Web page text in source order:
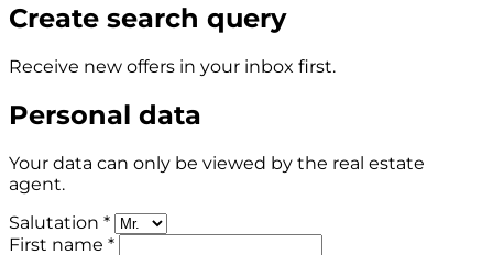
Create search query
Receive new offers in your inbox first.
Personal data
Your data can only be viewed by the real estate
agent.
Salutation *
First name *